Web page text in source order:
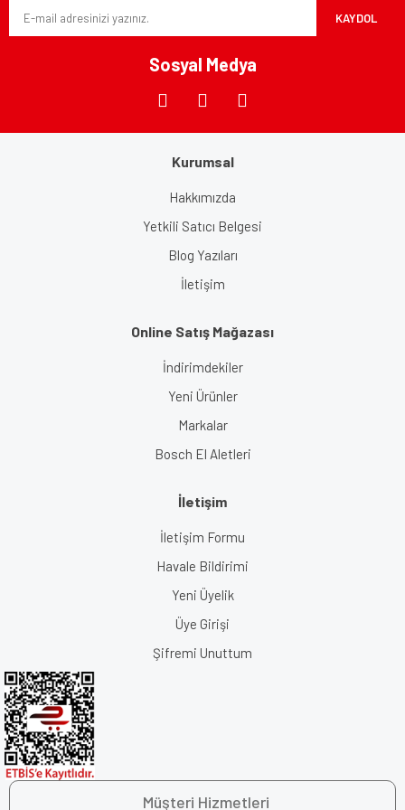
Ürün fiyatı diğer sitelerden daha pahalı.
KAYDOL
Sosyal Medya
Kurumsal
Hakkımızda
Yetkili Satıcı Belgesi
Blog Yazıları
İletişim
Online Satış Mağazası
İndirimdekiler
Yeni Ürünler
Markalar
Bosch El Aletleri
İletişim
İletişim Formu
Havale Bildirimi
Yeni Üyelik
Üye Girişi
Şifremi Unuttum
Müşteri Hizmetleri